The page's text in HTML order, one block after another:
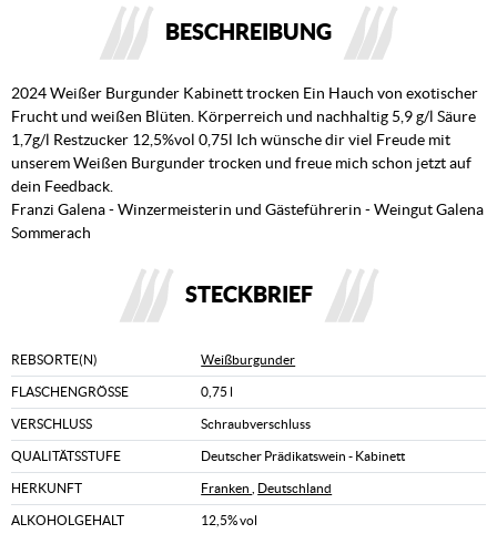
BESCHREIBUNG
2024 Weißer Burgunder Kabinett trocken Ein Hauch von exotischer
Frucht und weißen Blüten. Körperreich und nachhaltig 5,9 g/l Säure
1,7g/l Restzucker 12,5%vol 0,75l Ich wünsche dir viel Freude mit
unserem Weißen Burgunder trocken und freue mich schon jetzt auf
dein Feedback.
Franzi Galena - Winzermeisterin und Gästeführerin - Weingut Galena
Sommerach
STECKBRIEF
REBSORTE(N) Weißburgunder
FLASCHENGRÖSSE 0,75 l
VERSCHLUSS Schraubverschluss
QUALITÄTSSTUFE Deutscher Prädikatswein - Kabinett
HERKUNFT Franken Deutschland
ALKOHOLGEHALT 12,5% vol